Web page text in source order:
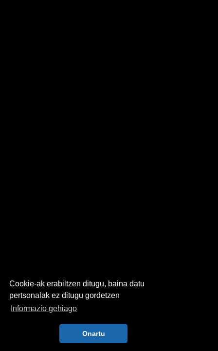
Cookie-ak erabiltzen ditugu, baina datu
pertsonalak ez ditugu gordetzen
Informazio gehiago
Onartu